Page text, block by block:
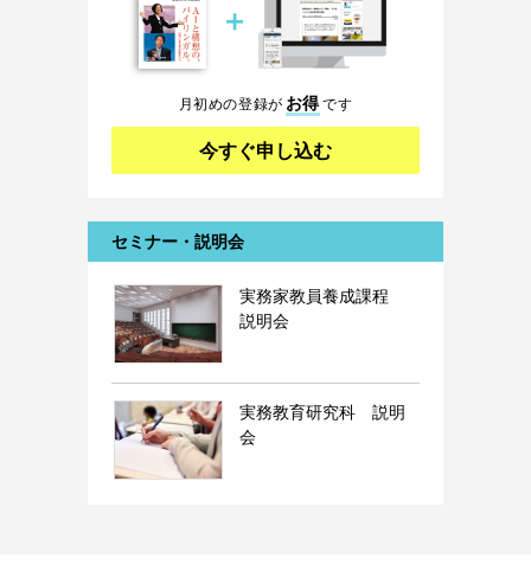
＋
月初めの登録が お得です
今すぐ申し込む
セミナー・説明会
実務家教員養成課程
説明会
実務教育研究科 説明
会